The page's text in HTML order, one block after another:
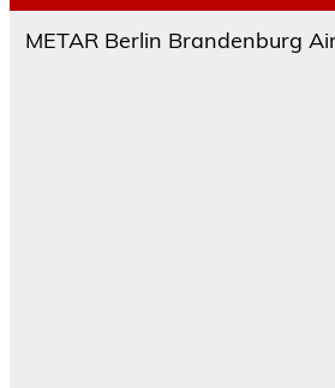
METAR Berlin Brandenburg